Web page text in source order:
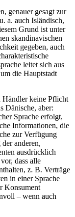
genauer gesagt zur
a. auch Isländisch,
Grund ist unter
skandinavischen
gegeben, auch
leitet sich aus
die Hauptstadt
Händler keine Pflicht
Dänische, aber:
Sprache erfolgt,
Informationen, die
zur Verfügung
anderen,
ausdrücklich
dass alle
z. B. Verträge
in einer Sprache
Konsument
– wenn auch